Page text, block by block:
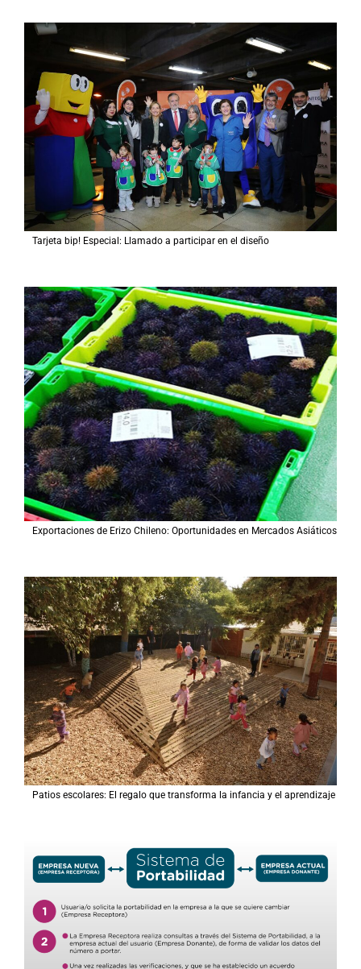
Tarjeta bip! Especial: Llamado a participar en el diseño
Exportaciones de Erizo Chileno: Oportunidades en Mercados Asiáticos
Patios escolares: El regalo que transforma la infancia y el aprendizaje